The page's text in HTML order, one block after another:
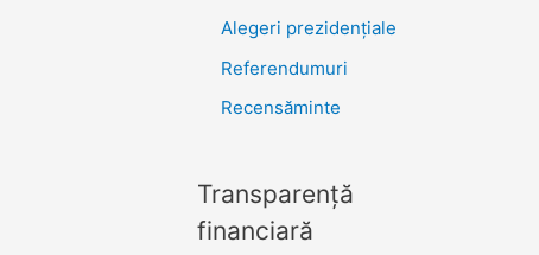
Alegeri prezidențiale
Referendumuri
Recensăminte
Transparenţă
financiară